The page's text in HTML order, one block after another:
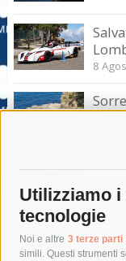
Utilizziamo
tecnologie
Noi e altre 3 terze parti
simili. Questi strumenti
8
–
Tag